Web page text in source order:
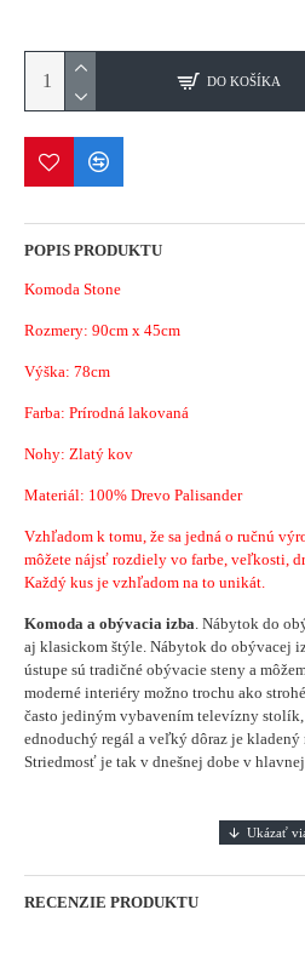
DO KOŠÍKA
POPIS PRODUKTU
Komoda Stone
Rozmery: 90cm x 45cm
Výška: 78cm
Farba: Prírodná lakovaná
Nohy: Zlatý kov
Materiál: 100% Drevo Palisander
Vzhľadom k tomu, že sa jedná o ručnú
môžete nájsť rozdiely vo farbe, veľkosti,
Každý kus je vzhľadom na to unikát.
Komoda a obývacia izba. Nábytok do
aj klasickom štýle. Nábytok do obývacej
ústupe sú tradičné obývacie steny a
moderné interiéry možno trochu ako
často jediným vybavením televízny
ednoduchý regál a veľký dôraz je kladený
Striedmosť je tak v dnešnej dobe v
RECENZIE PRODUKTU